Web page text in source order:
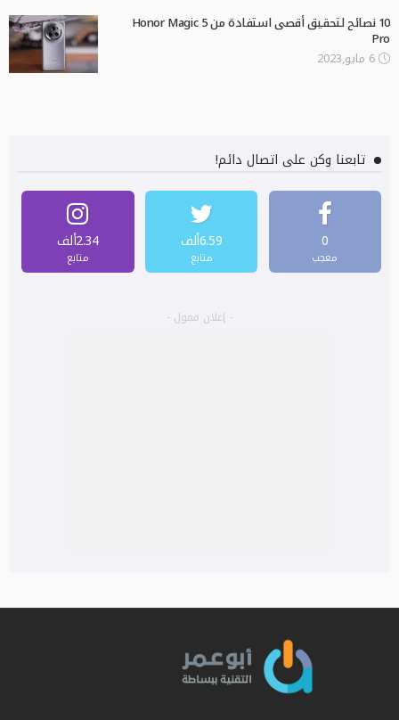
10 نصائح لتحقيق أقصى استفادة من Honor Magic 5
Pro
6 مايو,2023
تابعنا وكن على اتصال دائم!
0
معجب
6.59ألف
متابع
2.34ألف
متابع
- إعلان ممول -